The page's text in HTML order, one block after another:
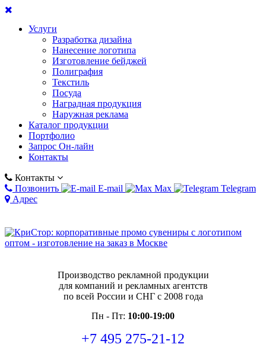
Услуги
Разработка дизайна
Нанесение логотипа
Изготовление бейджей
Полиграфия
Текстиль
Посуда
Наградная продукция
Наружная реклама
Каталог продукции
Портфолио
Запрос Он-лайн
Контакты
Контакты
Позвонить
E-mail Max
Telegram
Адрес
Производство рекламной продукции
для компаний и рекламных агентств
по всей России и СНГ с 2008 года
Пн - Пт: 10:00-19:00
+7 495 275-21-12